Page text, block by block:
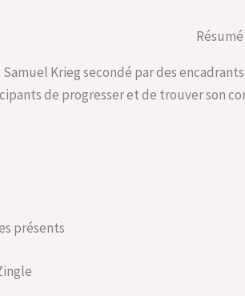
Krieg secondé par des
de progresser et de trouver son
présents